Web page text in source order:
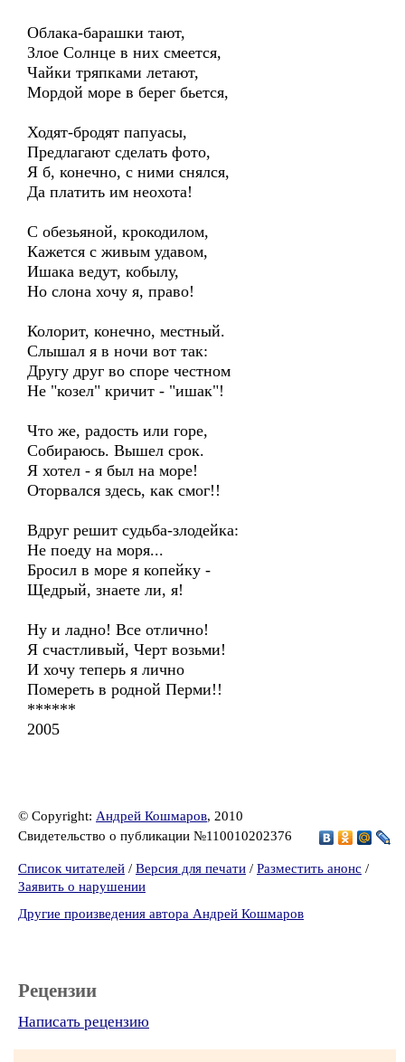
Облака-барашки тают,
Злое Солнце в них смеется,
Чайки тряпками летают,
Мордой море в берег бьется,
Ходят-бродят папуасы,
Предлагают сделать фото,
Я б, конечно, с ними снялся,
Да платить им неохота!
С обезьяной, крокодилом,
Кажется с живым удавом,
Ишака ведут, кобылу,
Но слона хочу я, право!
Колорит, конечно, местный.
Слышал я в ночи вот так:
Другу друг во споре честном
Не "козел" кричит - "ишак"!
Что же, радость или горе,
Собираюсь. Вышел срок.
Я хотел - я был на море!
Оторвался здесь, как смог!!
Вдруг решит судьба-злодейка:
Не поеду на моря...
Бросил в море я копейку -
Щедрый, знаете ли, я!
Ну и ладно! Все отлично!
Я счастливый, Черт возьми!
И хочу теперь я лично
Помереть в родной Перми!!
******
2005
© Copyright: Андрей Кошмаров, 2010
Свидетельство о публикации №110010202376
Список читателей / Версия для печати / Разместить анонс /
Заявить о нарушении
Другие произведения автора Андрей Кошмаров
Рецензии
Написать рецензию